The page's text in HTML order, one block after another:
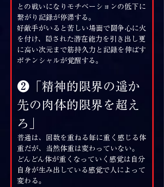
との戦いになりモチベーションの低下に
繋がり記録が停滞する。
好敵手がいると苦しい場面で闘争心に火
を付け、隠された潜在能力を引き出し更
に高い次元まで筋持久力と記録を伸ばす
ポテンシャルが覚醒する。
❷「精神的限界の遥か
先の肉体的限界を超え
ろ」
普通は、回数を重ねる毎に重く感じる体
重だが、当然体重は変わっていない。
どんどん体が重くなっていく感覚は自分
自身が生み出している感覚で人によって
変わる。